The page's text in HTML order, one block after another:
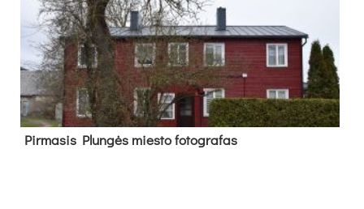
Pir­ma­sis Plun­gės mies­to fo­tog­ra­fas